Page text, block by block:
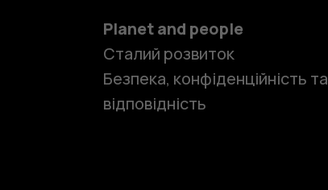
Planet and people
Сталий розвиток
Безпека, конфіденційність та
відповідність